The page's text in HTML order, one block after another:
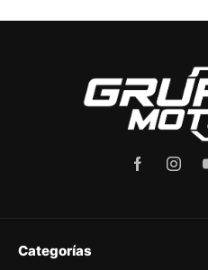
Categorías